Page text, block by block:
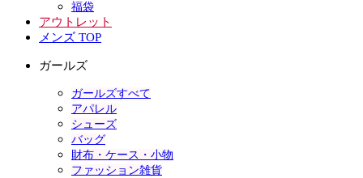
福袋
アウトレット
メンズ TOP
ガールズ
ガールズすべて
アパレル
シューズ
バッグ
財布・ケース・小物
ファッション雑貨